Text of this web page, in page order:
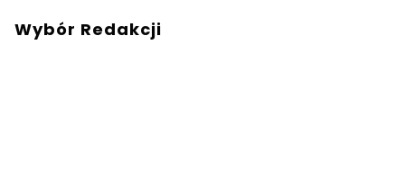
Wybór Redakcji